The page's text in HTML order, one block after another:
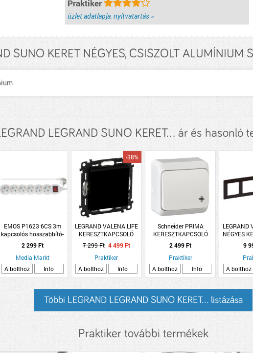
Praktiker
üzlet adatlapja, nyitvatartás »
SUNO KERET NÉGYES, CSISZOLT ALUMÍNIUM
LEGRAND SUNO KERET... ár és hasonló
EMOS P1623 6CS 3m
kapcsolós hosszabbító-
elosztó
2 299 Ft
Media Markt
A bolthoz
Info
LEGRAND VALENA LIFE
KERESZTKAPCSOLÓ
MECHANIZMUS
BURKOLATTAL, 10 AX,
FEKETE
-38%
7 299 Ft 4 499 Ft
Praktiker
A bolthoz
Info
Schneider PRIMA
KERESZTKAPCSOLÓ
10AX FEHÉR
2 499 Ft
Praktiker
A bolthoz
Info
LEGRAND
NÉGYES
9
A bolthoz
Többi LEGRAND LEGRAND SUNO KERET... listázása
Praktiker további termékek